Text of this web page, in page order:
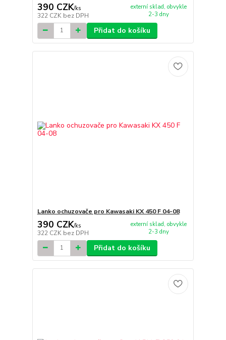
390 CZK/ks
322 CZK bez DPH
externí sklad, obvykle
2-3 dny
Přidat do košíku
Lanko ochuzovače pro Kawasaki KX 450 F 04-08
390 CZK/ks
322 CZK bez DPH
externí sklad, obvykle
2-3 dny
Přidat do košíku